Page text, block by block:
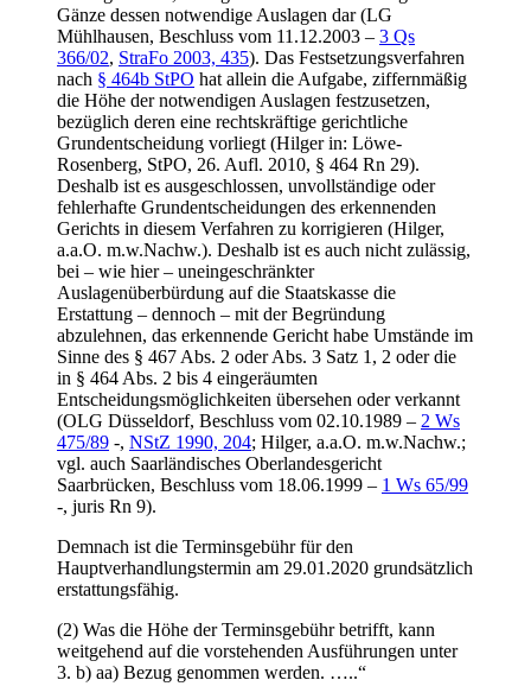
Gänze dessen notwendige Auslagen dar (LG
Mühlhausen, Beschluss vom 11.12.2003 – 3 Qs
366/02, StraFo 2003, 435). Das Festsetzungsverfahren
nach § 464b StPO hat allein die Aufgabe, ziffernmäßig
die Höhe der notwendigen Auslagen festzusetzen,
bezüglich deren eine rechtskräftige gerichtliche
Grundentscheidung vorliegt (Hilger in: Löwe-
Rosenberg, StPO, 26. Aufl. 2010, § 464 Rn 29).
Deshalb ist es ausgeschlossen, unvollständige oder
fehlerhafte Grundentscheidungen des erkennenden
Gerichts in diesem Verfahren zu korrigieren (Hilger,
a.a.O. m.w.Nachw.). Deshalb ist es auch nicht zulässig,
bei – wie hier – uneingeschränkter
Auslagenüberbürdung auf die Staatskasse die
Erstattung – dennoch – mit der Begründung
abzulehnen, das erkennende Gericht habe Umstände im
Sinne des § 467 Abs. 2 oder Abs. 3 Satz 1, 2 oder die
in § 464 Abs. 2 bis 4 eingeräumten
Entscheidungsmöglichkeiten übersehen oder verkannt
(OLG Düsseldorf, Beschluss vom 02.10.1989 – 2 Ws
475/89 -, NStZ 1990, 204; Hilger, a.a.O. m.w.Nachw.;
vgl. auch Saarländisches Oberlandesgericht
Saarbrücken, Beschluss vom 18.06.1999 – 1 Ws 65/99
-, juris Rn 9).
Demnach ist die Terminsgebühr für den
Hauptverhandlungstermin am 29.01.2020 grundsätzlich
erstattungsfähig.
(2) Was die Höhe der Terminsgebühr betrifft, kann
weitgehend auf die vorstehenden Ausführungen unter
3. b) aa) Bezug genommen werden. …..“